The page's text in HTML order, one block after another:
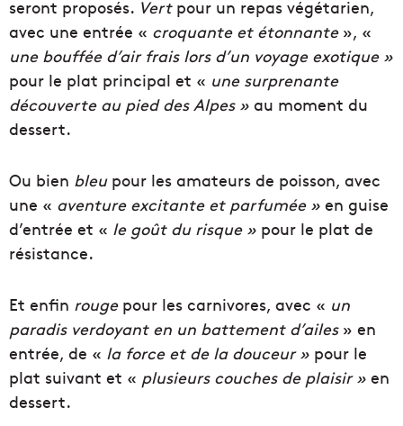
seront proposés. Vertpour un repas végétarien,
avec une entrée « croquante et étonnante», «
une bouffée d’air frais lors d’un voyage exotique »
pour le plat principal et « une surprenante
découverte au pied des Alpes » au moment du
dessert.
Ou bien bleupour les amateurs de poisson, avec
une « aventure excitante et parfumée » en guise
d’entrée et « le goût du risque » pour le plat de
résistance.
Et enfin rougepour les carnivores, avec « un
paradis verdoyant en un battement d’ailes» en
entrée, de « la force et de la douceur » pour le
plat suivant et « plusieurs couches de plaisir » en
dessert.